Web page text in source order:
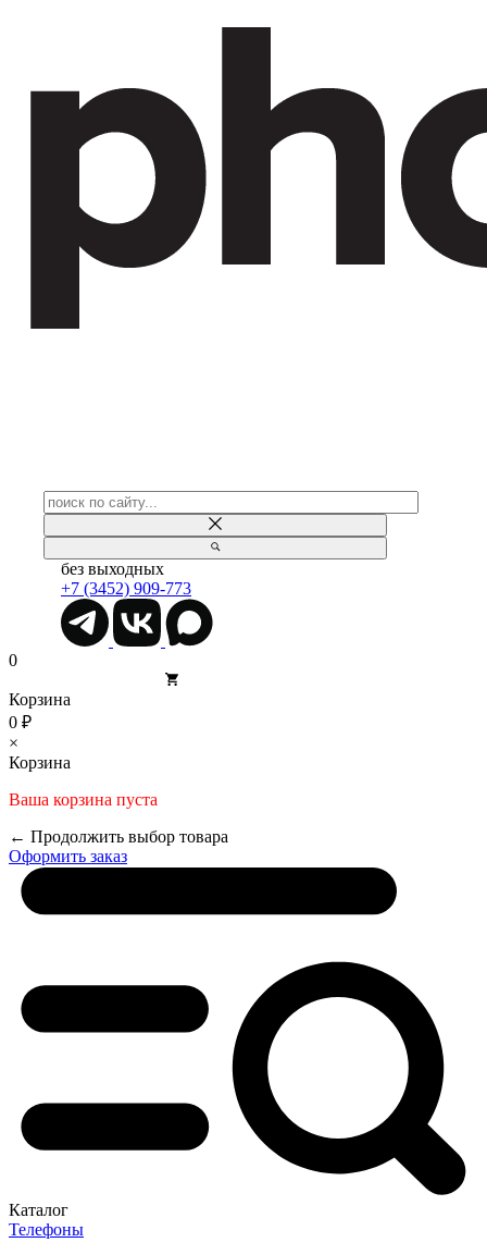
без выходных
+7 (3452) 909-773
0
Корзина
0 ₽
×
Корзина
Ваша корзина пуста
← Продолжить выбор товара
Оформить заказ
Каталог
Телефоны